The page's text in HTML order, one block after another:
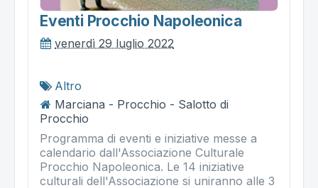
Eventi Procchio Napoleonica
venerdì 29 luglio 2022
Altro
Marciana - Procchio - Salotto di
Procchio
Programma di eventi e iniziative messe a
calendario dall'Associazione Culturale
Procchio Napoleonica. Le 14 iniziative
culturali dell'Associazione si uniranno alle 3